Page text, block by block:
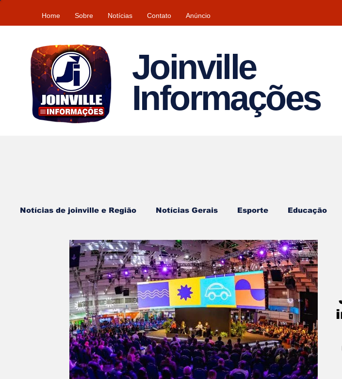
Home Sobre Notícias Contato Anúncio
Joinville
Informações
Notícias de joinville e Região Notícias Gerais Esporte Educação
Tempo\clima